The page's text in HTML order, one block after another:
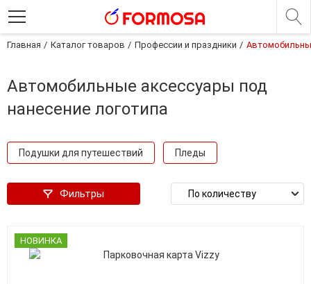
Главная Каталог товаров Профессии и праздники
Автомобильные аксессуары под
нанесение логотипа
Подушки для путешествий Пледы
Фильтры
НОВИНКА